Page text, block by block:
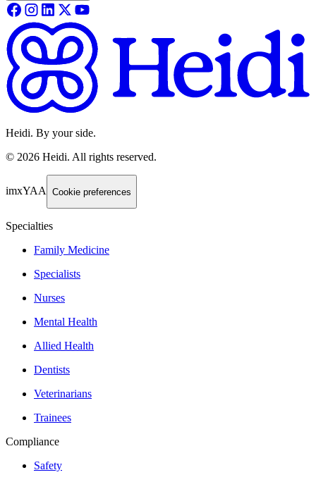
Heidi. By your side.
© 2026 Heidi. All rights reserved.
imxYAA Cookie preferences
Specialties
Family Medicine
Specialists
Nurses
Mental Health
Allied Health
Dentists
Veterinarians
Trainees
Compliance
Safety